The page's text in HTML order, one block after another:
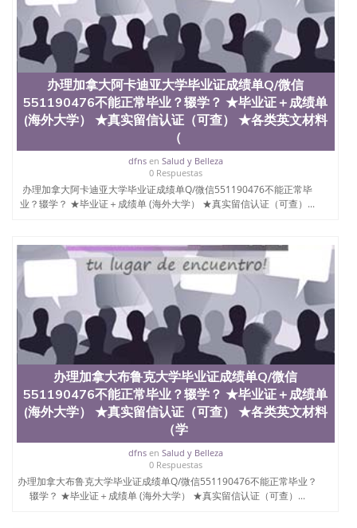
料； 5、等待结果，完成结果书留服直接邮寄给客户
6、客户确认收到结果，付余款。 我们对海外大学及
学院的毕业证成绩单所使用的材料，尺寸大小，防伪
结构（包括：水印，阴影底纹，钢印LOGO烫金烫
银，LOGO烫金烫银复合重叠。 文字图案浮雕，激光
镭射，紫外荧光，温感，复印防伪）都有原版本文凭
对照。质量得到了广大海外客户群体的认可，同时和
海外学校留学中介， 同时能做到与时俱进，及时掌握
各大院校的（毕业证，成绩单，资格证，学生卡，结
业证，录取通知书，在读证明等相关材料）的版本更
新信息， 能够在时间掌握的海外学历文凭的样版，尺
寸大小，纸张材质，防伪技术等等，并在时间收集到
原版实物，以求达到客户的需求。 我们的优势： 我
们在保证合理定价的同时，坚持较高性价比，通过品
咨询顾问：Sam q/微信:551190476 Q/微
信:551190476办理毕业证成绩单、教育部认证,录取通
知书，雅思，留学回国证明.
公司专业制作、办理、仿制、成绩单文凭、改成绩、
教育部学历学位认证、毕业证、成绩单、文凭、学历
文凭、假文凭假毕业证假学历书制作、假制作、办
理、仿制学位证书、毕业证文凭、文凭毕业证、毕业
证认证、留服认证、使馆认证、使馆证明、使馆留学
回国人员证明、留学生认证、学历认证、文凭认证学
位认证、留学生学历认证、留学生学位认证、英国文
凭学历、美国文凭学历、澳洲文凭学历、加拿大文凭
学历、新西兰学历认证等q:551190476 微信：
551190476 圣何塞州立大学毕业证（San Jose State
University）圣何塞州立大学毕业证（San Jose State
University）圣何塞州立大学毕业证（San Jose State
University）圣何塞州立大学成绩单（San Jose State
University）圣何塞州立大学成绩单（ San Jose State
办理加拿大阿卡迪亚大学毕业证成绩单Q/微信
551190476不能正常毕业？辍学？ ★毕业证＋成绩单
(海外大学） ★真实留信认证（可查） ★各类英文材料
（
dfnsen Salud y Belleza
0 Respuestas
办理加拿大阿卡迪亚大学毕业证成绩单Q/微信551190476不能正常毕
业？辍学？ ★毕业证＋成绩单 (海外大学） ★真实留信认证（可查）...
办理加拿大布鲁克大学毕业证成绩单Q/微信
551190476不能正常毕业？辍学？ ★毕业证＋成绩单
(海外大学） ★真实留信认证（可查） ★各类英文材料
（学
dfnsen Salud y Belleza
0 Respuestas
办理加拿大布鲁克大学毕业证成绩单Q/微信551190476不能正常毕业？
辍学？ ★毕业证＋成绩单 (海外大学） ★真实留信认证（可查）...